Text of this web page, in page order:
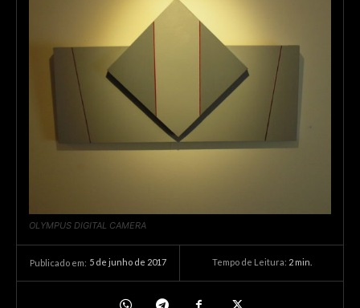
OLYMPUS DIGITAL CAMERA
Publicado em: 5 de junho de 2017 Tempo de Leitura: 2min.